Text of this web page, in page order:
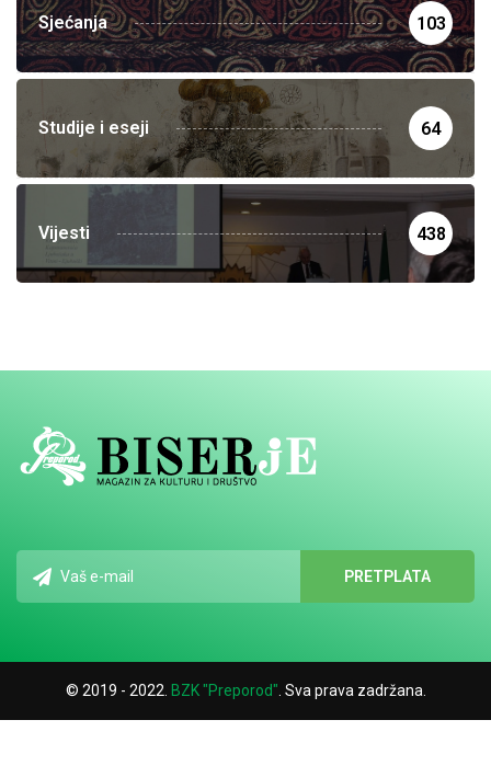
Sjećanja 103
Studije i eseji 64
Vijesti 438
© 2019 - 2022. BZK "Preporod". Sva prava zadržana.